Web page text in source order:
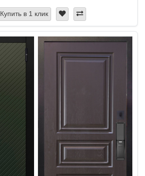
Купить в 1 клик